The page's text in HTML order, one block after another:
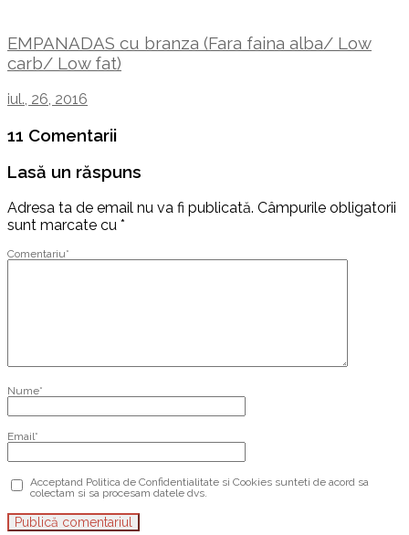
EMPANADAS cu branza (Fara faina alba/ Low
carb/ Low fat)
iul., 26, 2016
11 Comentarii
Lasă un răspuns
Adresa ta de email nu va fi publicată. Câmpurile obligatorii
sunt marcate cu *
Comentariu*
Nume*
Email*
Acceptand Politica de Confidentialitate si Cookies sunteti de acord sa
colectam si sa procesam datele dvs.